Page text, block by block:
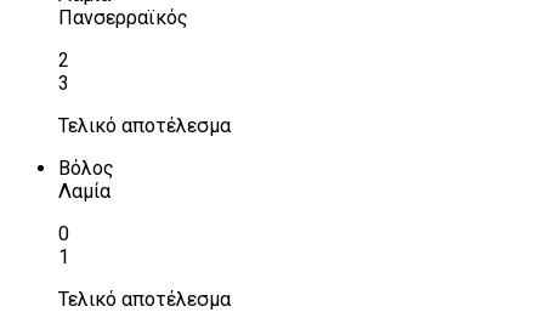
Πανσερραϊκός
2
3
Τελικό αποτέλεσμα
Βόλος
Λαμία
0
1
Τελικό αποτέλεσμα